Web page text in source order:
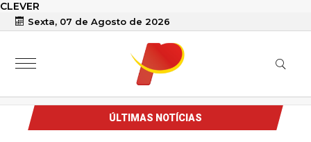
CLEVER
Sexta, 07 de Agosto de 2026
ÚLTIMAS NOTÍCIAS